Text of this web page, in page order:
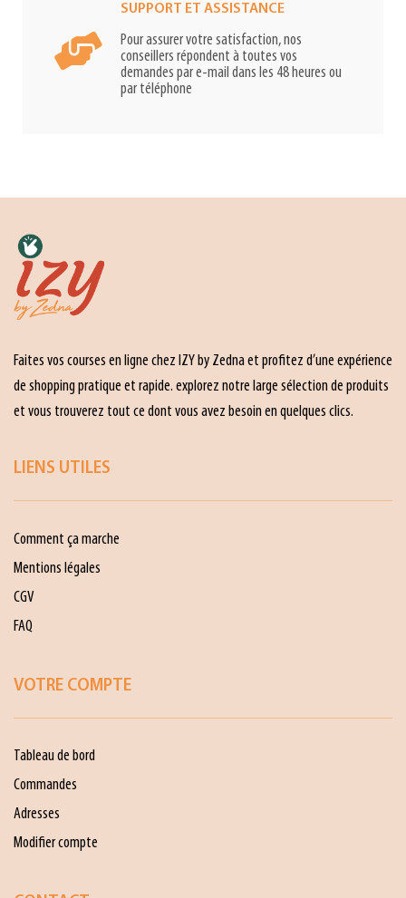
SUPPORT ET ASSISTANCE
Pour assurer votre satisfaction, nos
conseillers répondent à toutes vos
demandes par e-mail dans les 48 heures ou
par téléphone
Faites vos courses en ligne chez IZY by Zedna et profitez d’une expérience
de shopping pratique et rapide. explorez notre large sélection de produits
et vous trouverez tout ce dont vous avez besoin en quelques clics.
LIENS UTILES
Comment ça marche
Mentions légales
CGV
FAQ
VOTRE COMPTE
Tableau de bord
Commandes
Adresses
Modifier compte